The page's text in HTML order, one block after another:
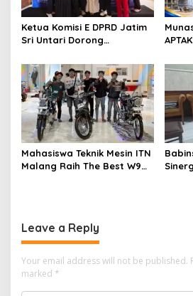
Ketua Komisi E DPRD Jatim
Sri Untari Dorong
Posyandu sebagai Garda
Terdepan Layanan
Kesehatan
Mahasiswa Teknik Mesin ITN
Malang Raih The Best W9
Leave a Reply
Your email address will not be published.
marked *